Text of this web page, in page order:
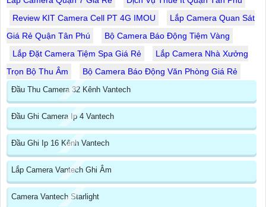
Review KIT Camera Cell PT 4G IMOU
Lắp Camera Quan Sát
Giá Rẻ Quận Tân Phú
Bộ Camera Báo Động Tiệm Vàng
Lắp Đặt Camera Tiệm Spa Giá Rẻ
Lắp Camera Nhà Xưởng
Trọn Bộ Thu Âm
Bộ Camera Báo Động Văn Phòng Giá Rẻ
Đầu Thu Camera 32 Kênh Vantech
Đầu Ghi Camera Ip 4 Vantech
Đầu Ghi Ip 16 Kênh Vantech
Lắp Camera Vantech Ghi Âm
Camera Vantech Starlight